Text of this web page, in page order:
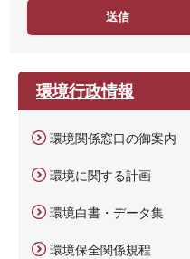
環境行政情報
環境関係窓口の御案内
環境に関する計画
環境白書・データ集
環境保全関係規程